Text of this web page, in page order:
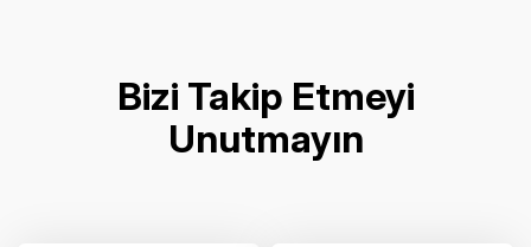
Bizi Takip Etmeyi
Unutmayın